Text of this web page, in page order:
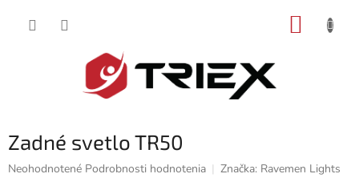
Zadné svetlo TR50
Priemerné
Neohodnotené Podrobnosti hodnotenia Značka: Ravemen Lights